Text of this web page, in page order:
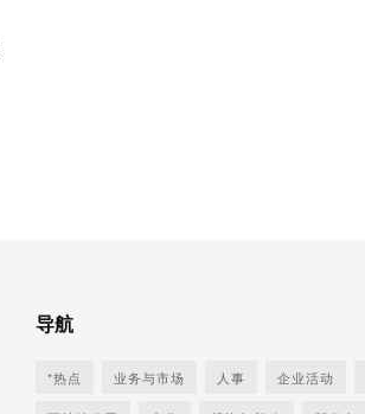
导航
*热点 业务与市场 人事 企业活动